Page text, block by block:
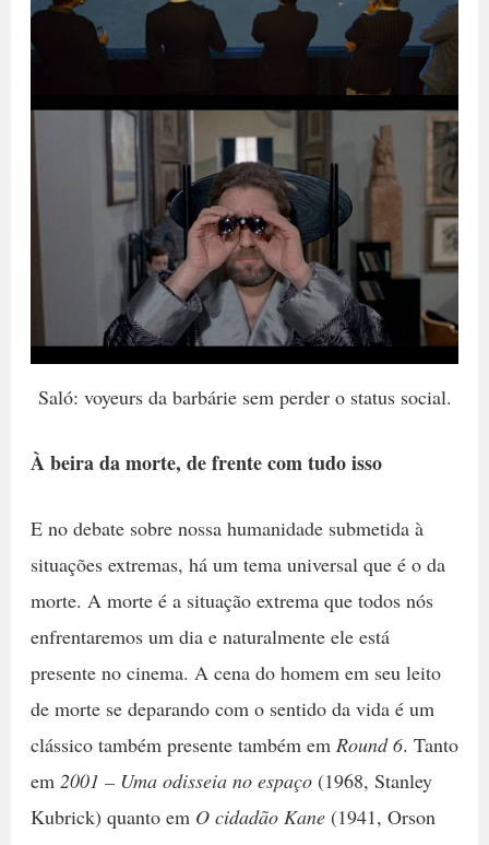
Saló: voyeurs da barbárie sem perder o status social.
À beira da morte, de frente com tudo isso
E no debate sobre nossa humanidade submetida à
situações extremas, há um tema universal que é o da
morte. A morte é a situação extrema que todos nós
enfrentaremos um dia e naturalmente ele está
presente no cinema. A cena do homem em seu leito
de morte se deparando com o sentido da vida é um
clássico também presente também em Round 6. Tanto
em 2001 – Uma odisseia no espaço(1968, Stanley
Kubrick) quanto em O cidadão Kane(1941, Orson